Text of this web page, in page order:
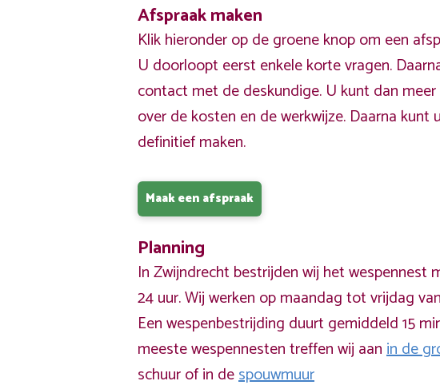
Afspraak maken
Klik hieronder op de groene knop om een
U doorloopt eerst enkele korte vragen.
contact met de deskundige. U kunt dan
over de kosten en de werkwijze. Daarna kunt
definitief maken.
Maak een afspraak
Planning
In Zwijndrecht bestrijden wij het wespennest
24 uur. Wij werken op maandag tot vrijdag
Een wespenbestrijding duurt gemiddeld 15
meeste wespennesten treffen wij aanin de
schuur of in despouwmuur